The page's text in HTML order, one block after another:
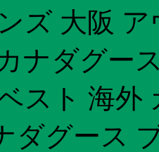
ズ 大阪
ナダグー
スト 海外
ダグース